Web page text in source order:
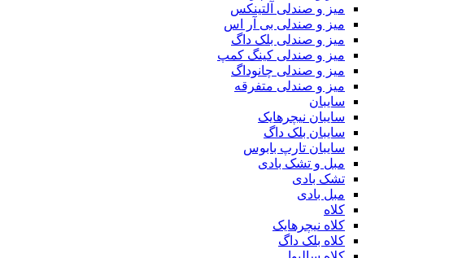
میز و صندلی آلتینکس
میز و صندلی بی آر اس
میز و صندلی بلک داگ
میز و صندلی کینگ کمپ
میز و صندلی چانوداگ
میز و صندلی متفرقه
سایبان
سایبان نیچرهایک
سایبان بلک داگ
سایبان تارپ بابوس
مبل و تشک بادی
تشک بادی
مبل بادی
کلاه
کلاه نیچرهایک
کلاه بلک داگ